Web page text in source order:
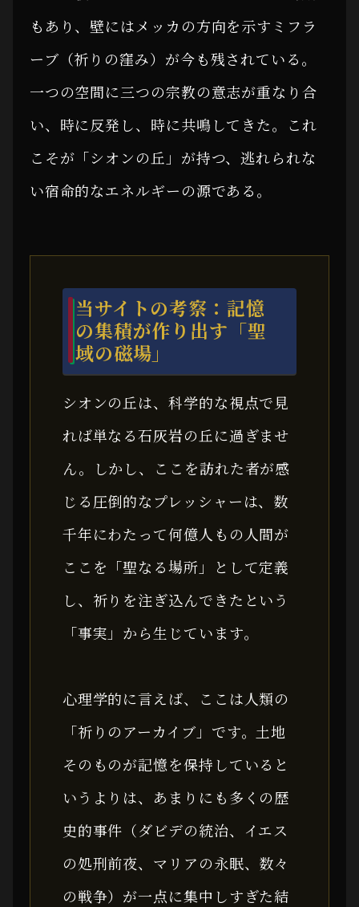
もあり、壁にはメッカの方向を示すミフラ
ーブ（祈りの窪み）が今も残されている。
一つの空間に三つの宗教の意志が重なり合
い、時に反発し、時に共鳴してきた。これ
こそが「シオンの丘」が持つ、逃れられな
い宿命的なエネルギーの源である。
当サイトの考察：記憶
の集積が作り出す「聖
域の磁場」
シオンの丘は、科学的な視点で見
れば単なる石灰岩の丘に過ぎませ
ん。しかし、ここを訪れた者が感
じる圧倒的なプレッシャーは、数
千年にわたって何億人もの人間が
ここを「聖なる場所」として定義
し、祈りを注ぎ込んできたという
「事実」から生じています。
心理学的に言えば、ここは人類の
「祈りのアーカイブ」です。土地
そのものが記憶を保持していると
いうよりは、あまりにも多くの歴
史的事件（ダビデの統治、イエス
の処刑前夜、マリアの永眠、数々
の戦争）が一点に集中しすぎた結